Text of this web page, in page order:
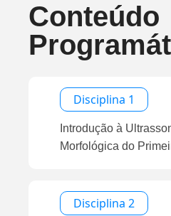
Conteúdo
Disciplina 1
Introdução à
Morfológica do
Disciplina 2